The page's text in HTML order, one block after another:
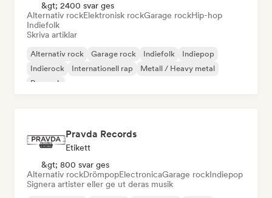
&gt; 2400 svar ges
Alternativ rockElektronisk rockGarage rockHip-hop
Indiefolk
Skriva artiklar
Alternativ rock Garage rock Indiefolk
Indiepop
Indierock
Internationell rap
Metall / Heavy metal
Poprock
Pravda Records
Etikett
&gt; 800 svar ges
Alternativ rockDrömpopElectronicaGarage rockIndiepop
Signera artister eller ge ut deras musik